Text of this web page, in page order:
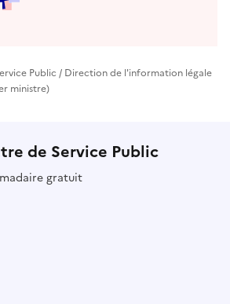
Public / Direction de l'information légale
ministre)
de Service Public
gratuit